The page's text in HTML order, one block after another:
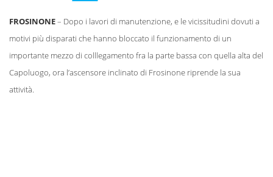
FROSINONE– Dopo i lavori di manutenzione, e le vicissitudini dovuti a
motivi più disparati che hanno bloccato il funzionamento di un
importante mezzo di colllegamento fra la parte bassa con quella alta del
Capoluogo, ora l’ascensore inclinato di Frosinone riprende la sua
attività.